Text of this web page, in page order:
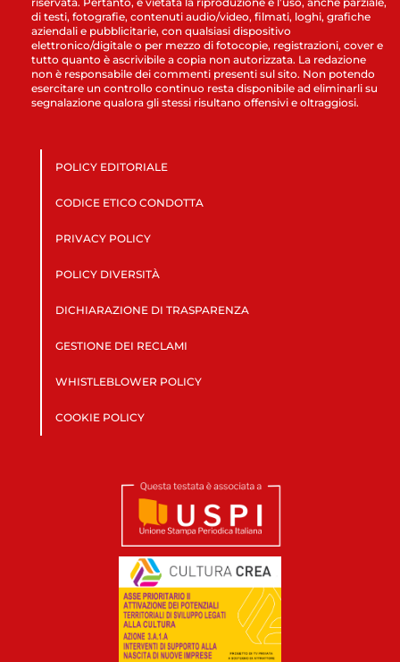
di testi, fotografie, contenuti audio/video, filmati, loghi, grafiche
aziendali e pubblicitarie, con qualsiasi dispositivo
elettronico/digitale o per mezzo di fotocopie, registrazioni, cover e
tutto quanto è ascrivibile a copia non autorizzata. La redazione
non è responsabile dei commenti presenti sul sito. Non potendo
esercitare un controllo continuo resta disponibile ad eliminarli su
segnalazione qualora gli stessi risultano offensivi e oltraggiosi.
POLICY EDITORIALE
CODICE ETICO CONDOTTA
PRIVACY POLICY
POLICY DIVERSITÀ
DICHIARAZIONE DI TRASPARENZA
GESTIONE DEI RECLAMI
WHISTLEBLOWER POLICY
COOKIE POLICY